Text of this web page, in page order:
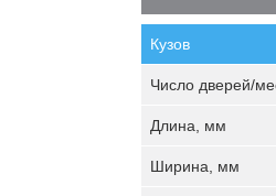
Кузов
Число дверей/
Длина, мм
Ширина, мм